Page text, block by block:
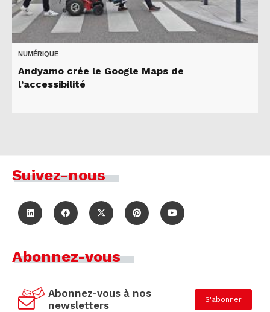
NUMÉRIQUE
Andyamo crée le Google Maps de
l’accessibilité
Suivez-nous
Abonnez-vous
Abonnez-vous à nos
newsletters
S'abonner